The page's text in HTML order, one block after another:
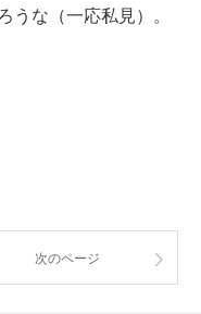
うな（一応私見）。
次のページ